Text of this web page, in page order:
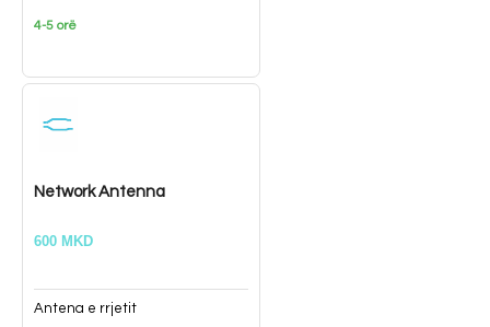
4-5 orë
Network Antenna
600 MKD
Antena e rrjetit